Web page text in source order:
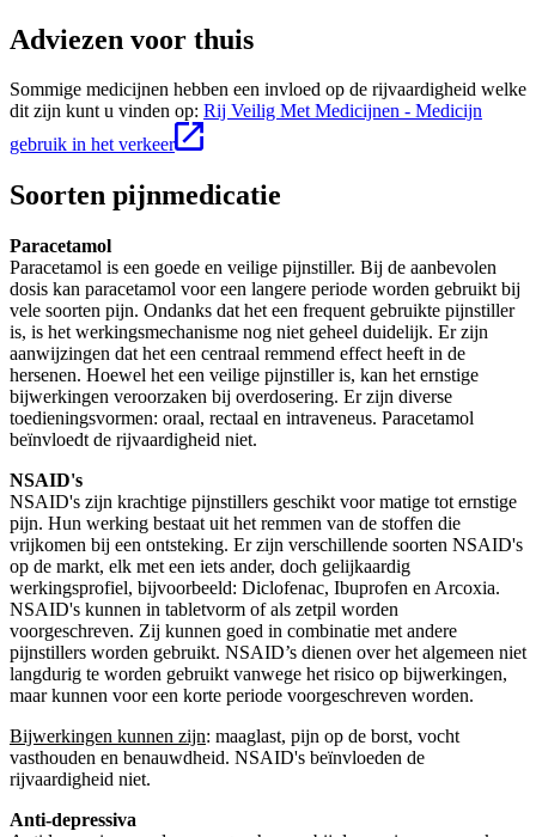
Adviezen voor thuis
Sommige medicijnen hebben een invloed op de rijvaardigheid welke
dit zijn kunt u vinden op: Rij Veilig Met Medicijnen - Medicijn
gebruik in het verkeer
Soorten pijnmedicatie
Paracetamol
Paracetamol is een goede en veilige pijnstiller. Bij de aanbevolen
dosis kan paracetamol voor een langere periode worden gebruikt bij
vele soorten pijn. Ondanks dat het een frequent gebruikte pijnstiller
is, is het werkingsmechanisme nog niet geheel duidelijk. Er zijn
aanwijzingen dat het een centraal remmend effect heeft in de
hersenen. Hoewel het een veilige pijnstiller is, kan het ernstige
bijwerkingen veroorzaken bij overdosering. Er zijn diverse
toedieningsvormen: oraal, rectaal en intraveneus. Paracetamol
beïnvloedt de rijvaardigheid niet.
NSAID's
NSAID's zijn krachtige pijnstillers geschikt voor matige tot ernstige
pijn. Hun werking bestaat uit het remmen van de stoffen die
vrijkomen bij een ontsteking. Er zijn verschillende soorten NSAID's
op de markt, elk met een iets ander, doch gelijkaardig
werkingsprofiel, bijvoorbeeld: Diclofenac, Ibuprofen en Arcoxia.
NSAID's kunnen in tabletvorm of als zetpil worden
voorgeschreven. Zij kunnen goed in combinatie met andere
pijnstillers worden gebruikt. NSAID’s dienen over het algemeen niet
langdurig te worden gebruikt vanwege het risico op bijwerkingen,
maar kunnen voor een korte periode voorgeschreven worden.
Bijwerkingen kunnen zijn: maaglast, pijn op de borst, vocht
vasthouden en benauwdheid. NSAID's beïnvloeden de
rijvaardigheid niet.
Anti-depressiva